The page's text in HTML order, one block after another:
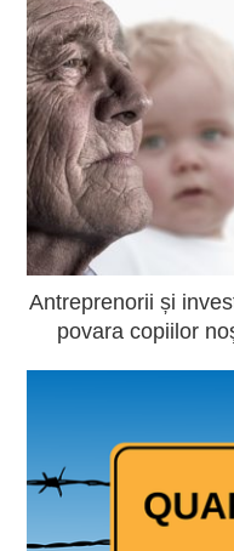
Antreprenorii și
povara copiilor